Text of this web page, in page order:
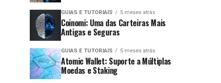
GUIAS E TUTORIAIS 5 meses atrás
Coinomi: Uma das Carteiras Mais
Antigas e Seguras
GUIAS E TUTORIAIS 5 meses atrás
Atomic Wallet: Suporte a Múltiplas
Moedas e Staking